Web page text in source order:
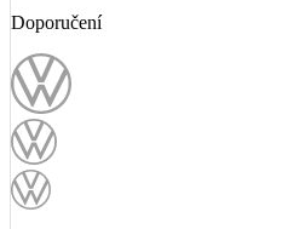
Doporučení